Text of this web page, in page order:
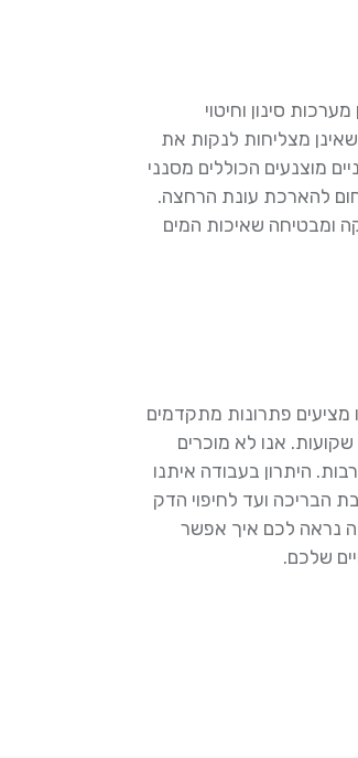
סינון וחיטוי
מצליחות לנקות את
מוצנעים הכוללים מסנני
להארכת עונת הרחצה.
ומבטיחה שאיכות המים
מציעים פתרונות מתקדמים
אנו לא מוכרים
היתרון בעבודה איתנו
ועד לחיפוי הדק
נראה לכם איך אפשר
שלכם.